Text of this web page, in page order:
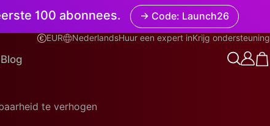
100 abonnees. → Code: Launch26
EUR Nederlands
Nederlands Huur een expert inKrijg ondersteuning
Blog
te verhogen